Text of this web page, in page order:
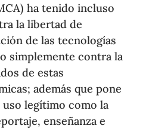
ha tenido incluso
la libertad de
de las tecnologías
simplemente contra la
de estas
además que pone
legítimo como la
enseñanza e